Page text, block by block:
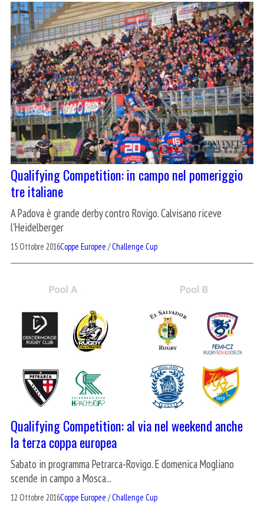
Qualifying Competition: in campo nel pomeriggio
tre italiane
A Padova è grande derby contro Rovigo. Calvisano riceve
l'Heidelberger
15 Ottobre 2016Coppe Europee /Challenge Cup
Qualifying Competition: al via nel weekend anche
la terza coppa europea
Sabato in programma Petrarca-Rovigo. E domenica Mogliano
scende in campo a Mosca...
12 Ottobre 2016Coppe Europee /Challenge Cup